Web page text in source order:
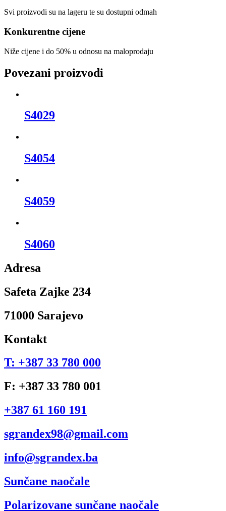
Svi proizvodi su na lageru te su dostupni odmah
Konkurentne cijene
Niže cijene i do 50% u odnosu na maloprodaju
Povezani proizvodi
S4029
S4054
S4059
S4060
Adresa
Safeta Zajke 234
71000 Sarajevo
Kontakt
T: +387 33 780 000
F: +387 33 780 001
+387 61 160 191
sgrandex98@gmail.com
info@sgrandex.ba
Sunčane naočale
Polarizovane sunčane naočale